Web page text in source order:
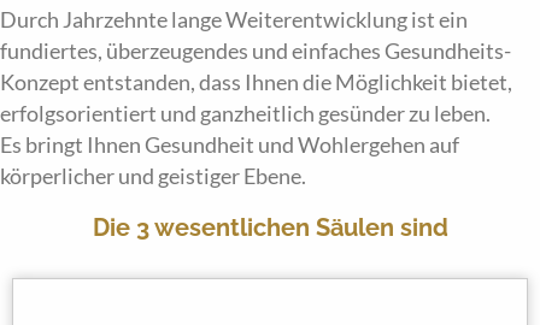
Durch Jahrzehnte lange Weiterentwicklung ist ein
fundiertes, überzeugendes und einfaches Gesundheits-
Konzept entstanden, dass Ihnen die Möglichkeit bietet,
erfolgsorientiert und ganzheitlich gesünder zu leben.
Es bringt Ihnen Gesundheit und Wohlergehen auf
körperlicher und geistiger Ebene.
Die 3 wesentlichen Säulen sind